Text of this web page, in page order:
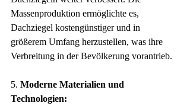
Massenproduktion ermöglichte es,
Dachziegel kostengünstiger und in
größerem Umfang herzustellen, was ihre
Verbreitung in der Bevölkerung vorantrieb.
5. Moderne Materialien und
Technologien: